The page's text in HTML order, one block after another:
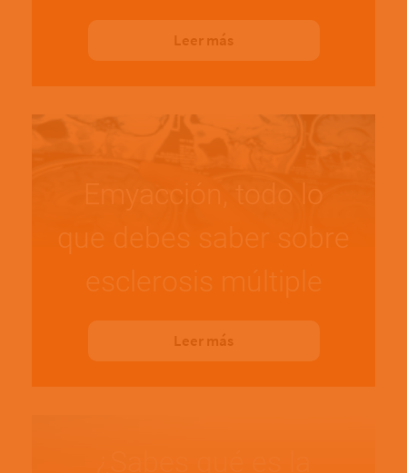
Leer más
Emyacción, todo lo
que debes saber sobre
esclerosis múltiple
Leer más